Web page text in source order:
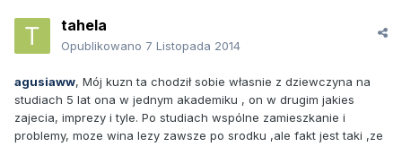
tahela
Opublikowano 7 Listopada 2014
agusiaww, Mój kuzn ta chodził sobie własnie z dziewczyna na
studiach 5 lat ona w jednym akademiku , on w drugim jakies
zajecia, imprezy i tyle. Po studiach wspólne zamieszkanie i
problemy, moze wina lezy zawsze po srodku ,ale fakt jest taki ,ze